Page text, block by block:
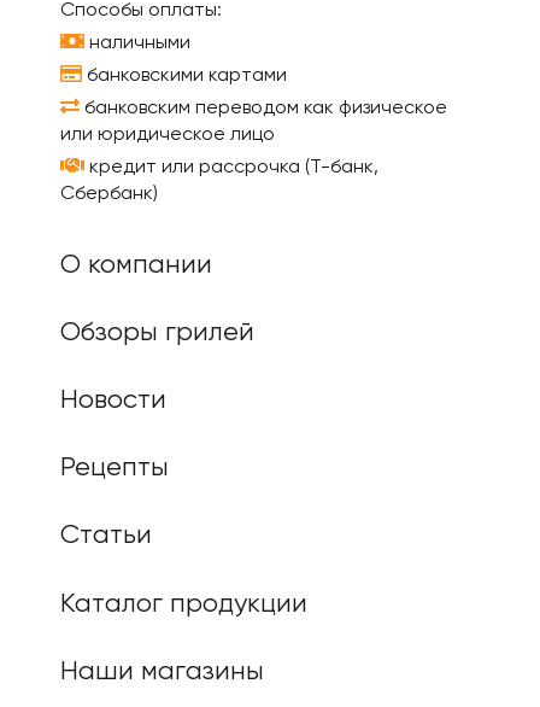
Способы оплаты:
наличными
банковскими картами
банковским переводом как физическое
или юридическое лицо
кредит или рассрочка (Т-банк,
Сбербанк)
О компании
Обзоры грилей
Новости
Рецепты
Статьи
Каталог продукции
Наши магазины